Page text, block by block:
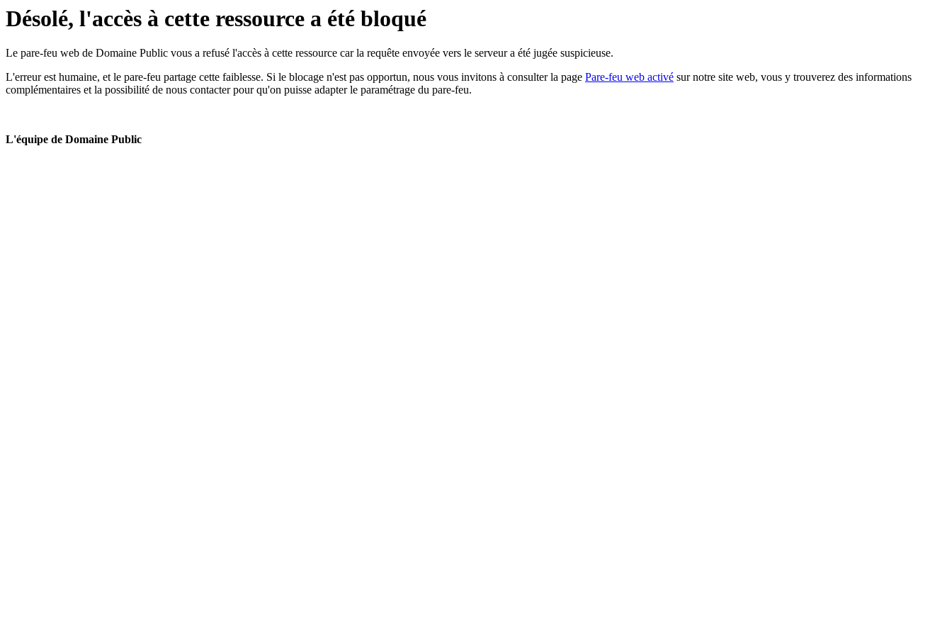
Désolé, l'accès à cette ressource a été bloqué
Le pare-feu web de Domaine Public vous a refusé l'accès à cette ressource car la requête envoyée vers le serveur a été jugée suspicieuse.
L'erreur est humaine, et le pare-feu partage cette faiblesse. Si le blocage n'est pas opportun, nous vous invitons à consulter la page Pare-feu web activé sur notre site web, vous y trouverez des informations
complémentaires et la possibilité de nous contacter pour qu'on puisse adapter le paramétrage du pare-feu.
L'équipe de Domaine Public